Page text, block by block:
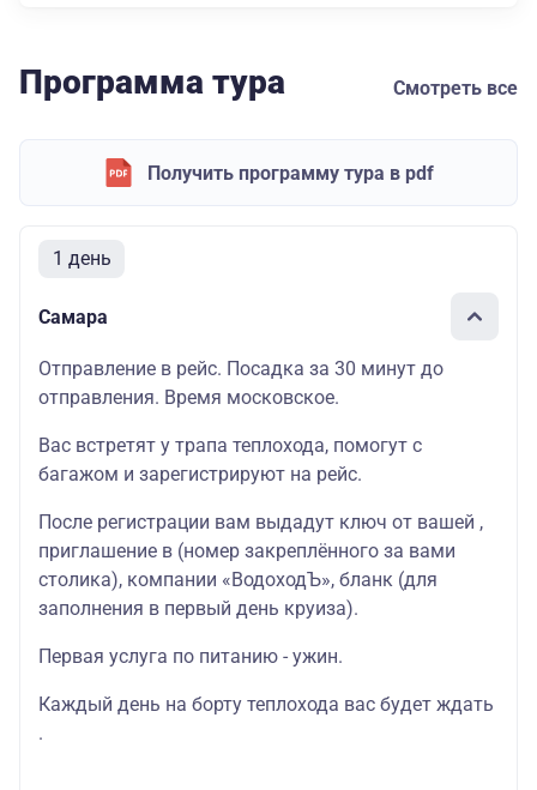
Программа тура Смотреть все
Получить программу тура в pdf
1 день
Самара
Отправление в рейс. Посадка за 30 минут до
отправления. Время московское.
Вас встретят у трапа теплохода, помогут с
багажом и зарегистрируют на рейс.
После регистрации вам выдадут ключ от вашей ,
приглашение в (номер закреплённого за вами
столика), компании «ВодоходЪ», бланк (для
заполнения в первый день круиза).
Первая услуга по питанию - ужин.
Каждый день на борту теплохода вас будет ждать
.